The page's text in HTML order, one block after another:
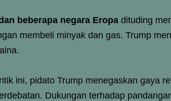
beberapa negara Eropa dituding
membeli minyak dan gas. Trump
ini, pidato Trump menegaskan gaya
Dukungan terhadap